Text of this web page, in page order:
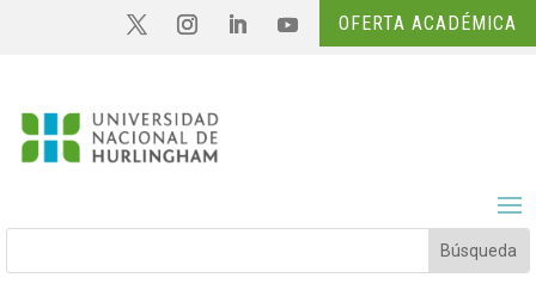
OFERTA ACADÉMICA